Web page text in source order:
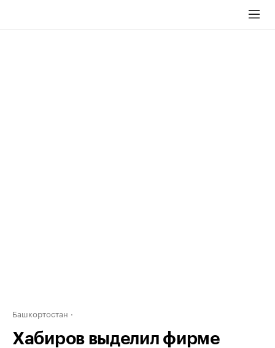
Башкортостан
Хабиров выделил фирме